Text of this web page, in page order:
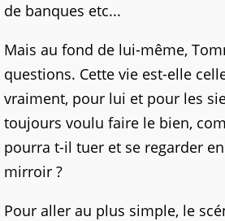
de banques etc...
Mais au fond de lui-même,
questions. Cette vie est-elle
vraiment, pour lui et pour les
toujours voulu faire le bien,
pourra t-il tuer et se regarder
mirroir ?
Pour aller au plus simple, le